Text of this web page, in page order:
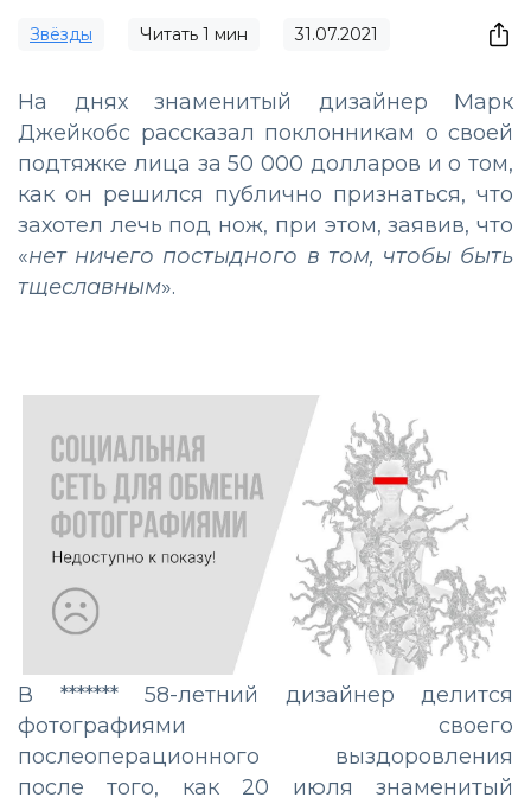
Звёзды Читать 1 мин 31.07.2021
На днях знаменитый дизайнер Марк
Джейкобс рассказал поклонникам о своей
подтяжке лица за 50 000 долларов и о том,
как он решился публично признаться, что
захотел лечь под нож, при этом, заявив, что
«нет ничего постыдного в том, чтобы быть
тщеславным».
В ******* 58-летний дизайнер делится
фотографиями своего
послеоперационного выздоровления
после того, как 20 июля знаменитый